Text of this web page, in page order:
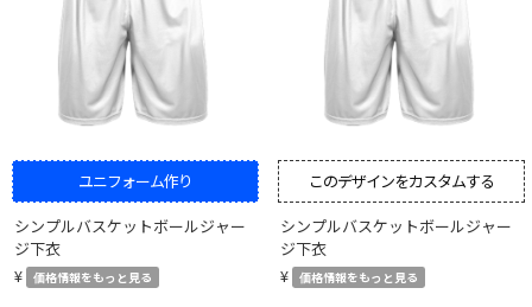
ユニフォーム作り
シンプルバスケットボールジャー
ジ下衣
¥
価格情報をもっと見る
このデザインをカスタムする
シンプルバスケットボールジャー
ジ下衣
¥
価格情報をもっと見る